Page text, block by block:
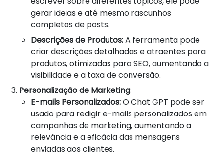
gerar ideias e até mesmo rascunhos
completos de posts.
Descrições de Produtos:A ferramenta pode
criar descrições detalhadas e atraentes para
produtos, otimizadas para SEO, aumentando a
visibilidade e a taxa de conversão.
Personalização de Marketing:
E-mails Personalizados:O Chat GPT pode ser
usado para redigir e-mails personalizados em
campanhas de marketing, aumentando a
relevância e a eficácia das mensagens
enviadas aos clientes.